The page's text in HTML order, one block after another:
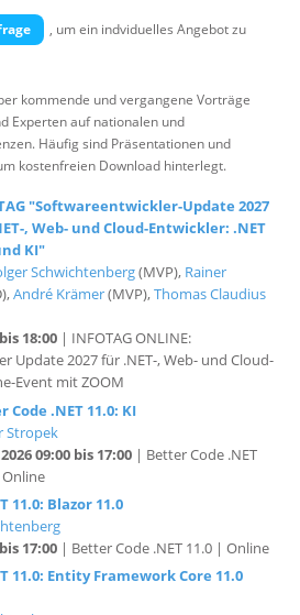
erhalten.
kommende und vergangene Vorträge
Häufig sind Präsentationen und
kostenfreien Download hinterlegt.
"Softwareentwickler-Update 2027
KI"
Schwichtenberg(MVP),Rainer
André Krämer
18:00 | INFOTAG ONLINE:
Update 2027 für .NET-, Web- und Cloud-
Event mit ZOOM
Code .NET 11.0: KI
Stropek
09:00 bis 17:00| Better Code .NET
11.0: Blazor 11.0
17:00| Better Code .NET 11.0 | Online
11.0: Entity Framework Core 11.0
17:00